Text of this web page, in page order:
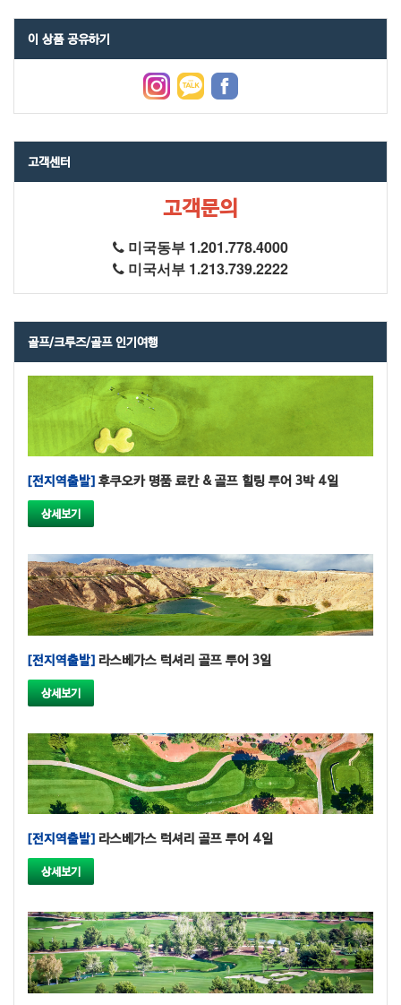
이 상품 공유하기
고객센터
고객문의
미국동부 1.201.778.4000
미국서부 1.213.739.2222
골프/크루즈/골프 인기여행
[전지역출발] 후쿠오카 명품 료칸 & 골프 힐링 투어 3박 4일
상세보기
[전지역출발] 라스베가스 럭셔리 골프 투어 3일
상세보기
[전지역출발] 라스베가스 럭셔리 골프 투어 4일
상세보기